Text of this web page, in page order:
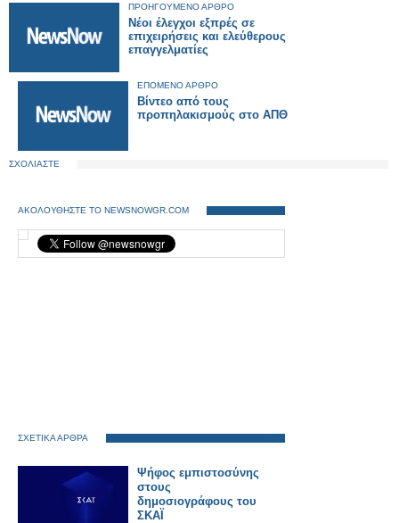
ΠΡΟΗΓΟΥΜΕΝΟ ΑΡΘΡΟ
Νέοι έλεγχοι εξπρές σε
επιχειρήσεις και ελεύθερους
επαγγελματίες
ΕΠΟΜΕΝΟ ΑΡΘΡΟ
Βίντεο από τους
προπηλακισμούς στο ΑΠΘ
ΣΧΟΛΙΑΣΤΕ
ΑΚΟΛΟΥΘΗΣΤΕ ΤΟ NEWSNOWGR.COM
ΣΧΕΤΙΚΑ ΑΡΘΡΑ
Ψήφος εμπιστοσύνης
στους
δημοσιογράφους του
ΣΚΑΪ